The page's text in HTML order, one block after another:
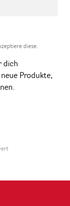
diese.
dich
Produkte,